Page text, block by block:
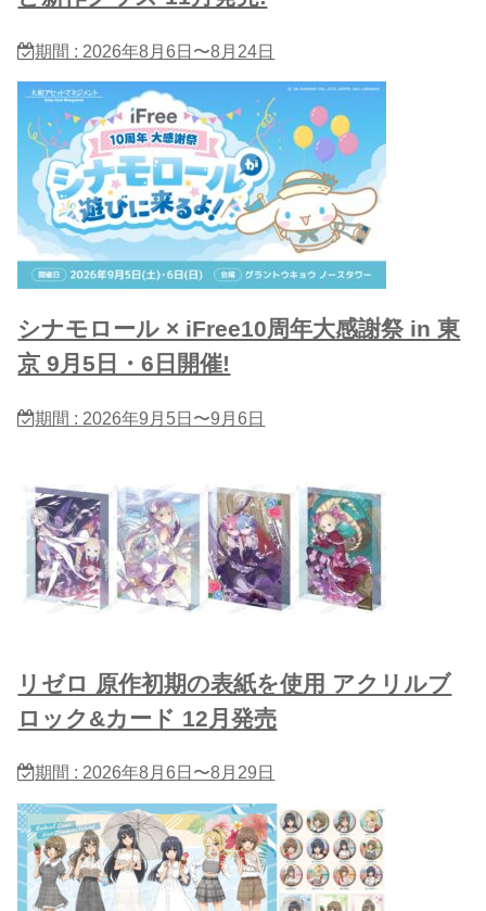
期間 : 2026年8月6日〜8月24日
シナモロール × iFree10周年大感謝祭 in 東
京 9月5日・6日開催!
期間 : 2026年9月5日〜9月6日
リゼロ 原作初期の表紙を使用 アクリルブ
ロック&カード 12月発売
期間 : 2026年8月6日〜8月29日